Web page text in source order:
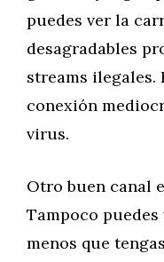
puedes ver la
desagradables
streams ilegales.
conexión
virus.
Otro buen canal
Tampoco
menos que